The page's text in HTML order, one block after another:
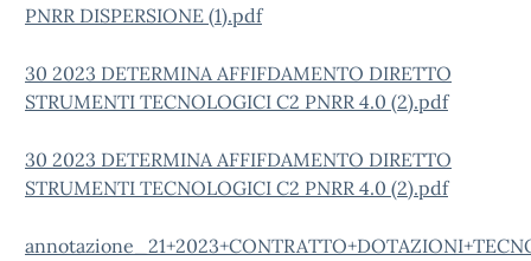
PNRR DISPERSIONE (1).pdf
30 2023 DETERMINA AFFIFDAMENTO DIRETTO
STRUMENTI TECNOLOGICI C2 PNRR 4.0 (2).pdf
30 2023 DETERMINA AFFIFDAMENTO DIRETTO
STRUMENTI TECNOLOGICI C2 PNRR 4.0 (2).pdf